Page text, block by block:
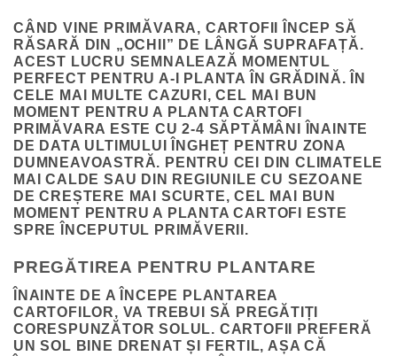
CÂND VINE PRIMĂVARA, CARTOFII ÎNCEP SĂ
RĂSARĂ DIN „OCHII” DE LÂNGĂ SUPRAFAȚĂ.
ACEST LUCRU SEMNALEAZĂ MOMENTUL
PERFECT PENTRU A-I PLANTA ÎN GRĂDINĂ. ÎN
CELE MAI MULTE CAZURI, CEL MAI BUN
MOMENT PENTRU A PLANTA CARTOFI
PRIMĂVARA ESTE CU 2-4 SĂPTĂMÂNI ÎNAINTE
DE DATA ULTIMULUI ÎNGHEȚ PENTRU ZONA
DUMNEAVOASTRĂ. PENTRU CEI DIN CLIMATELE
MAI CALDE SAU DIN REGIUNILE CU SEZOANE
DE CREȘTERE MAI SCURTE, CEL MAI BUN
MOMENT PENTRU A PLANTA CARTOFI ESTE
SPRE ÎNCEPUTUL PRIMĂVERII.
PREGĂTIREA PENTRU PLANTARE
ÎNAINTE DE A ÎNCEPE PLANTAREA
CARTOFILOR, VA TREBUI SĂ PREGĂTIȚI
CORESPUNZĂTOR SOLUL. CARTOFII PREFERĂ
UN SOL BINE DRENAT ȘI FERTIL, AȘA CĂ